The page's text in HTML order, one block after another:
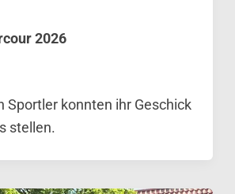
2026
Sportler konnten ihr Geschick
stellen.